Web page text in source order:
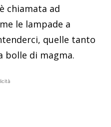
chiamata ad
le lampade a
quelle tanto
bolle di magma.